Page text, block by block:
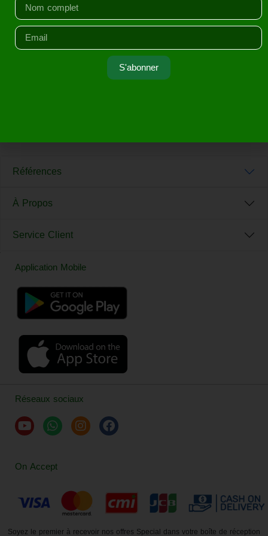
Références
À Propos
Service Client
Application Mobile
Réseaux sociaux
On Accept
Soyez le premier à recevoir nos offres Special dans votre boîte de réception
S'abonner